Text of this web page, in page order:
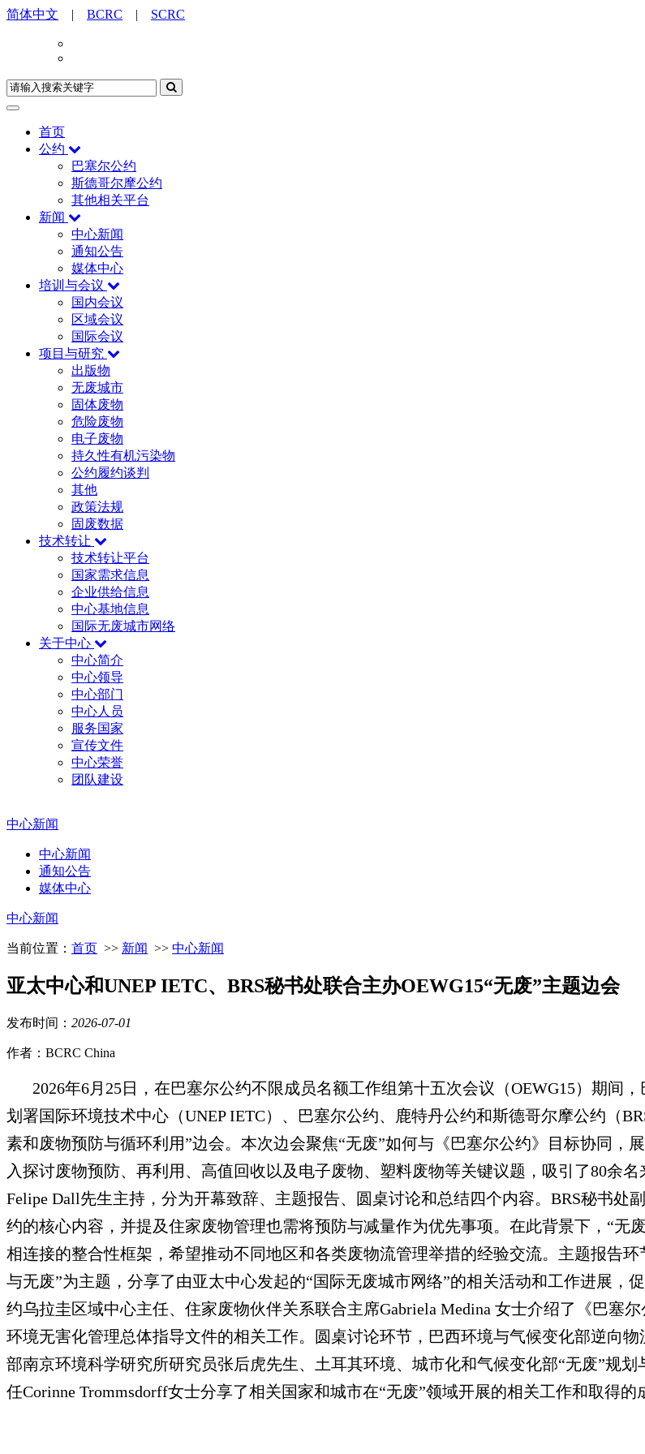
简体中文 | BCRC | SCRC
首页
公约
巴塞尔公约
斯德哥尔摩公约
其他相关平台
新闻
中心新闻
通知公告
媒体中心
培训与会议
国内会议
区域会议
国际会议
项目与研究
出版物
无废城市
固体废物
危险废物
电子废物
持久性有机污染物
公约履约谈判
其他
政策法规
固废数据
技术转让
技术转让平台
国家需求信息
企业供给信息
中心基地信息
国际无废城市网络
关于中心
中心简介
中心领导
中心部门
中心人员
服务国家
宣传文件
中心荣誉
团队建设
中心新闻
中心新闻
通知公告
媒体中心
中心新闻
当前位置： 首页 >> 新闻 >> 中心新闻
亚太中心和UNEP IETC、BRS秘书处联合主办OEWG15“无废”主题边会
发布时间： 2026-07-01
作者：BCRC China
2026年6月25日，在巴塞尔公约不限成员名额工作组第十五次会议（OEWG15）期间
划署国际环境技术中心（UNEP IETC）、巴塞尔公约、鹿特丹公约和斯德哥尔摩公约 （
素和废物预防与循环利用”边会。本次边会聚焦“无废”如何与《巴塞尔公约》目标协同，
入探讨废物预防、再利用、高值回收以及电子废物、塑料废物等关键议题，吸引了80余
Felipe Dall先生主持，分为开幕致辞、主题报告、圆桌讨论和总结四个内容。BRS秘书处
约的核心内容，并提及住家废物管理也需将预防与减量作为优先事项。在此背景下，“无
相连接的整合性框架，希望推动不同地区和各类废物流管理举措的经验交流。主题报告
与无废”为主题，分享了由亚太中心发起的“国际无废城市网络”的相关活动和工作进展，
约乌拉圭区域中心主任、住家废物伙伴关系联合主席Gabriela Medina 女士介绍了《巴塞
环境无害化管理总体指导文件的相关工作。圆桌讨论环节，巴西环境与气候变化部逆向
部南京环境科学研究所研究员张后虎先生、土耳其环境、城市化和气候变化部“无废”规
任Corinne Trommsdorff女士分享了相关国家和城市在“无废”领域开展的相关工作和取得的